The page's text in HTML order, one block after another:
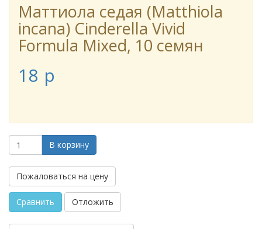
Маттиола седая (Matthiola
incana) Cinderella Vivid
Formula Mixed, 10 семян
18 p
В корзину
Пожаловаться на цену
Сравнить Отложить